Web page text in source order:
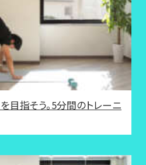
目指そう。5分間のトレーニ